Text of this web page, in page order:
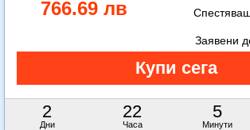
766.69 лв
2
Дни
22
Часа
5
Минути
Заявени